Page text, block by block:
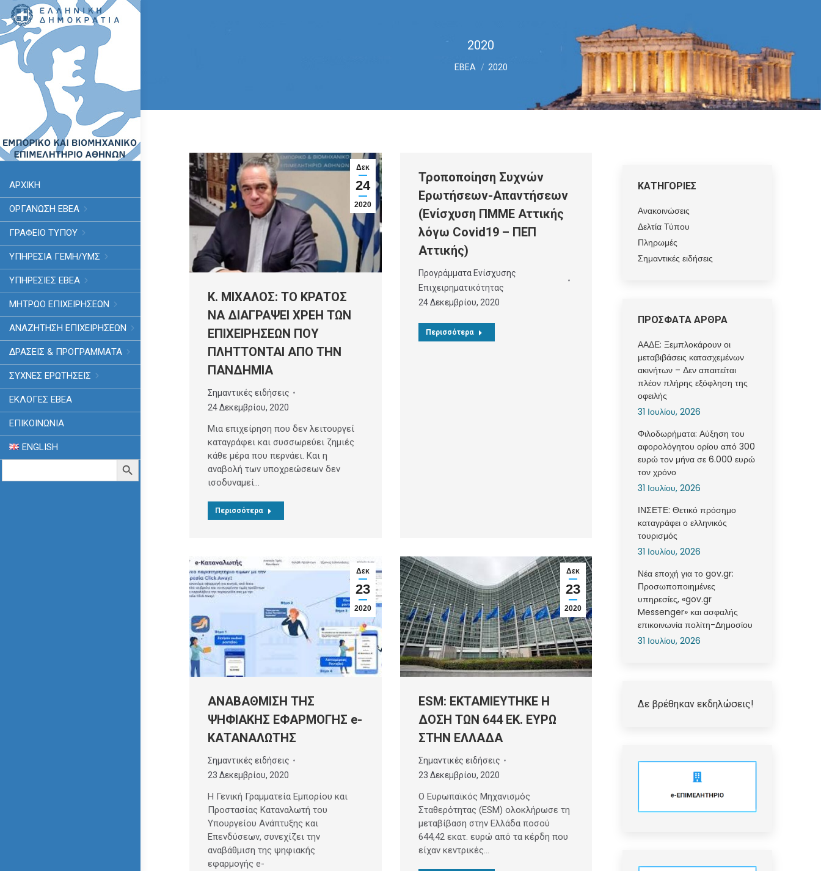
ΑΡΧΙΚΗ
ΟΡΓΑΝΩΣΗ ΕΒΕΑ
ΓΡΑΦΕΙΟ ΤΥΠΟΥ
ΥΠΗΡΕΣΊΑ ΓΕΜΗ/ΥΜΣ
ΥΠΗΡΕΣΙΕΣ ΕΒΕΑ
ΜΗΤΡΩΟ ΕΠΙΧΕΙΡΗΣΕΩΝ
ΑΝΑΖΗΤΗΣΗ ΕΠΙΧΕΙΡΗΣΕΩΝ
ΔΡΑΣΕΙΣ & ΠΡΟΓΡΑΜΜΑΤΑ
ΣΥΧΝΕΣ ΕΡΩΤΗΣΕΙΣ
ΕΚΛΟΓΈΣ ΕΒΕΑ
ΕΠΙΚΟΙΝΩΝΙΑ
ENGLISH
Search
Search Button
2020
ΕΒΕΑ 2020
Δεκ
24
2020
Κ. ΜΙΧΑΛΟΣ: ΤΟ ΚΡΑΤΟΣ
ΝΑ ΔΙΑΓΡΑΨΕΙ ΧΡΕΗ ΤΩΝ
ΕΠΙΧΕΙΡΗΣΕΩΝ ΠΟΥ
ΠΛΗΤΤΟΝΤΑΙ ΑΠΟ ΤΗΝ
ΠΑΝΔΗΜΙΑ
Σημαντικές ειδήσεις
24 Δεκεμβρίου, 2020
Μια επιχείρηση που δεν λειτουργεί
καταγράφει και συσσωρεύει ζημιές
κάθε μέρα που περνάει. Και η
αναβολή των υποχρεώσεων δεν
ισοδυναμεί…
Περισσότερα
Τροποποίηση Συχνών
Ερωτήσεων-Απαντήσεων
(Ενίσχυση ΠΜΜΕ Αττικής
λόγω Covid19 – ΠΕΠ
Αττικής)
Προγράμματα Ενίσχυσης
Επιχειρηματικότητας
24 Δεκεμβρίου, 2020
Περισσότερα
Δεκ
23
2020
ΑΝΑΒΑΘΜΙΣΗ ΤΗΣ
ΨΗΦΙΑΚΗΣ ΕΦΑΡΜΟΓΗΣ e-
ΚΑΤΑΝΑΛΩΤΗΣ
Σημαντικές ειδήσεις
23 Δεκεμβρίου, 2020
Η Γενική Γραμματεία Εμπορίου και
Προστασίας Καταναλωτή του
Υπουργείου Ανάπτυξης και
Επενδύσεων, συνεχίζει την
αναβάθμιση της ψηφιακής
εφαρμογής e-
Δεκ
23
2020
ESM: ΕΚΤΑΜΙΕΥΤΗΚΕ Η
ΔΟΣΗ ΤΩΝ 644 ΕΚ. ΕΥΡΩ
ΣΤΗΝ ΕΛΛΑΔΑ
Σημαντικές ειδήσεις
23 Δεκεμβρίου, 2020
O Ευρωπαϊκός Μηχανισμός
Σταθερότητας (ESM) ολοκλήρωσε τη
μεταβίβαση στην Ελλάδα ποσού
644,42 εκατ. ευρώ από τα κέρδη που
είχαν κεντρικές…
ΚΑΤΗΓΟΡΙΕΣ
Ανακοινώσεις
Δελτία Τύπου
Πληρωμές
Σημαντικές ειδήσεις
ΠΡΟΣΦΑΤΑ ΑΡΘΡΑ
ΑΑΔΕ: Ξεμπλοκάρουν οι
μεταβιβάσεις κατασχεμένων
ακινήτων – Δεν απαιτείται
πλέον πλήρης εξόφληση της
οφειλής
31 Ιουλίου, 2026
Φιλοδωρήματα: Αύξηση του
αφορολόγητου ορίου από 300
ευρώ τον μήνα σε 6.000 ευρώ
τον χρόνο
31 Ιουλίου, 2026
ΙΝΣΕΤΕ: Θετικό πρόσημο
καταγράφει ο ελληνικός
τουρισμός
31 Ιουλίου, 2026
Νέα εποχή για το gov.gr:
Προσωποποιημένες
υπηρεσίες, «gov.gr
Messenger» και ασφαλής
επικοινωνία πολίτη-Δημοσίου
31 Ιουλίου, 2026
Δε βρέθηκαν εκδηλώσεις!